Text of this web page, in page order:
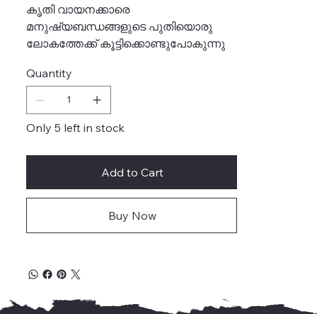
കൃതി വായനക്കാരെ
മനുഷ്യബന്ധങ്ങളുടെ പുതിയൊരു
ലോകത്തേക്ക് കൂട്ടിക്കൊണ്ടുപോകുന്നു
Quantity
Only 5 left in stock
Add to Cart
Buy Now